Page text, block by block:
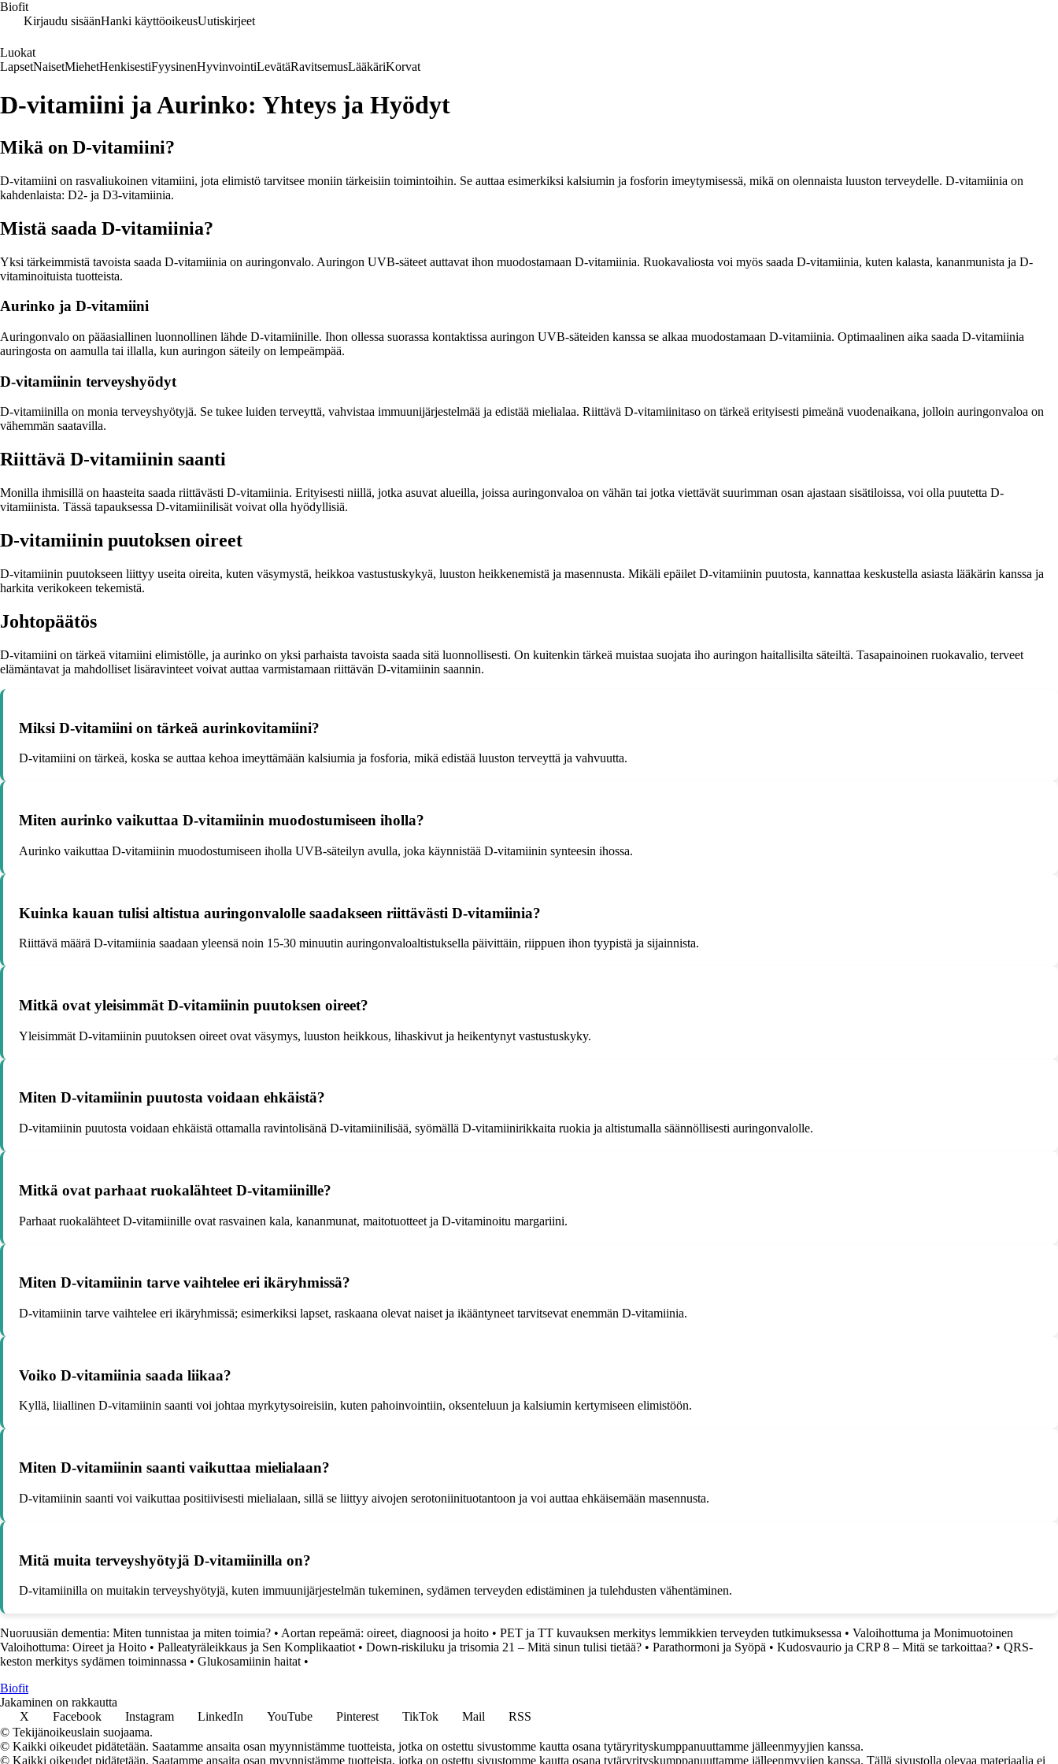
Biofit
Kirjaudu sisäänHanki käyttöoikeusUutiskirjeet
Luokat
LapsetNaisetMiehetHenkisestiFyysinenHyvinvointiLevätäRavitsemusLääkäriKorvat
D-vitamiini ja Aurinko: Yhteys ja Hyödyt
Mikä on D-vitamiini?
D-vitamiini on rasvaliukoinen vitamiini, jota elimistö tarvitsee moniin tärkeisiin toimintoihin. Se auttaa esimerkiksi kalsiumin ja fosforin imeytymisessä, mikä on olennaista luuston terveydelle. D-vitamiinia on
kahdenlaista: D2- ja D3-vitamiinia.
Mistä saada D-vitamiinia?
Yksi tärkeimmistä tavoista saada D-vitamiinia on auringonvalo. Auringon UVB-säteet auttavat ihon muodostamaan D-vitamiinia. Ruokavaliosta voi myös saada D-vitamiinia, kuten kalasta, kananmunista ja D-
vitaminoituista tuotteista.
Aurinko ja D-vitamiini
Auringonvalo on pääasiallinen luonnollinen lähde D-vitamiinille. Ihon ollessa suorassa kontaktissa auringon UVB-säteiden kanssa se alkaa muodostamaan D-vitamiinia. Optimaalinen aika saada D-vitamiinia
auringosta on aamulla tai illalla, kun auringon säteily on lempeämpää.
D-vitamiinin terveyshyödyt
D-vitamiinilla on monia terveyshyötyjä. Se tukee luiden terveyttä, vahvistaa immuunijärjestelmää ja edistää mielialaa. Riittävä D-vitamiinitaso on tärkeä erityisesti pimeänä vuodenaikana, jolloin auringonvaloa on
vähemmän saatavilla.
Riittävä D-vitamiinin saanti
Monilla ihmisillä on haasteita saada riittävästi D-vitamiinia. Erityisesti niillä, jotka asuvat alueilla, joissa auringonvaloa on vähän tai jotka viettävät suurimman osan ajastaan sisätiloissa, voi olla puutetta D-
vitamiinista. Tässä tapauksessa D-vitamiinilisät voivat olla hyödyllisiä.
D-vitamiinin puutoksen oireet
D-vitamiinin puutokseen liittyy useita oireita, kuten väsymystä, heikkoa vastustuskykyä, luuston heikkenemistä ja masennusta. Mikäli epäilet D-vitamiinin puutosta, kannattaa keskustella asiasta lääkärin kanssa ja
harkita verikokeen tekemistä.
Johtopäätös
D-vitamiini on tärkeä vitamiini elimistölle, ja aurinko on yksi parhaista tavoista saada sitä luonnollisesti. On kuitenkin tärkeä muistaa suojata iho auringon haitallisilta säteiltä. Tasapainoinen ruokavalio, terveet
elämäntavat ja mahdolliset lisäravinteet voivat auttaa varmistamaan riittävän D-vitamiinin saannin.
Miksi D-vitamiini on tärkeä aurinkovitamiini?
D-vitamiini on tärkeä, koska se auttaa kehoa imeyttämään kalsiumia ja fosforia, mikä edistää luuston terveyttä ja vahvuutta.
Miten aurinko vaikuttaa D-vitamiinin muodostumiseen iholla?
Aurinko vaikuttaa D-vitamiinin muodostumiseen iholla UVB-säteilyn avulla, joka käynnistää D-vitamiinin synteesin ihossa.
Kuinka kauan tulisi altistua auringonvalolle saadakseen riittävästi D-vitamiinia?
Riittävä määrä D-vitamiinia saadaan yleensä noin 15-30 minuutin auringonvaloaltistuksella päivittäin, riippuen ihon tyypistä ja sijainnista.
Mitkä ovat yleisimmät D-vitamiinin puutoksen oireet?
Yleisimmät D-vitamiinin puutoksen oireet ovat väsymys, luuston heikkous, lihaskivut ja heikentynyt vastustuskyky.
Miten D-vitamiinin puutosta voidaan ehkäistä?
D-vitamiinin puutosta voidaan ehkäistä ottamalla ravintolisänä D-vitamiinilisää, syömällä D-vitamiinirikkaita ruokia ja altistumalla säännöllisesti auringonvalolle.
Mitkä ovat parhaat ruokalähteet D-vitamiinille?
Parhaat ruokalähteet D-vitamiinille ovat rasvainen kala, kananmunat, maitotuotteet ja D-vitaminoitu margariini.
Miten D-vitamiinin tarve vaihtelee eri ikäryhmissä?
D-vitamiinin tarve vaihtelee eri ikäryhmissä; esimerkiksi lapset, raskaana olevat naiset ja ikääntyneet tarvitsevat enemmän D-vitamiinia.
Voiko D-vitamiinia saada liikaa?
Kyllä, liiallinen D-vitamiinin saanti voi johtaa myrkytysoireisiin, kuten pahoinvointiin, oksenteluun ja kalsiumin kertymiseen elimistöön.
Miten D-vitamiinin saanti vaikuttaa mielialaan?
D-vitamiinin saanti voi vaikuttaa positiivisesti mielialaan, sillä se liittyy aivojen serotoniinituotantoon ja voi auttaa ehkäisemään masennusta.
Mitä muita terveyshyötyjä D-vitamiinilla on?
D-vitamiinilla on muitakin terveyshyötyjä, kuten immuunijärjestelmän tukeminen, sydämen terveyden edistäminen ja tulehdusten vähentäminen.
Nuoruusiän dementia: Miten tunnistaa ja miten toimia? • Aortan repeämä: oireet, diagnoosi ja hoito • PET ja TT kuvauksen merkitys lemmikkien terveyden tutkimuksessa • Valoihottuma ja Monimuotoinen
Valoihottuma: Oireet ja Hoito • Palleatyräleikkaus ja Sen Komplikaatiot • Down-riskiluku ja trisomia 21 – Mitä sinun tulisi tietää? • Parathormoni ja Syöpä • Kudosvaurio ja CRP 8 – Mitä se tarkoittaa? • QRS-
keston merkitys sydämen toiminnassa • Glukosamiinin haitat •
Biofit
Jakaminen on rakkautta
X
Facebook Instagram LinkedIn YouTube Pinterest TikTok Mail
RSS
© Tekijänoikeuslain suojaama.
© Kaikki oikeudet pidätetään. Saatamme ansaita osan myynnistämme tuotteista, jotka on ostettu sivustomme kautta osana tytäryrityskumppanuuttamme jälleenmyyjien kanssa.
© Kaikki oikeudet pidätetään. Saatamme ansaita osan myynnistämme tuotteista, jotka on ostettu sivustomme kautta osana tytäryrityskumppanuuttamme jälleenmyyjien kanssa. Tällä sivustolla olevaa materiaalia ei